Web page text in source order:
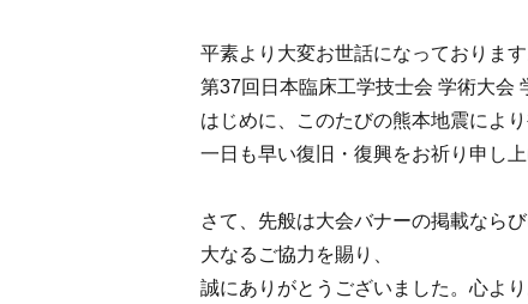
平素より大変お世話になっております
第37回日本臨床工学技士会 学術大会
はじめに、このたびの熊本地震によ
一日も早い復旧・復興をお祈り申し上
さて、先般は大会バナーの掲載なら
大なるご協力を賜り、
誠にありがとうございました。心より